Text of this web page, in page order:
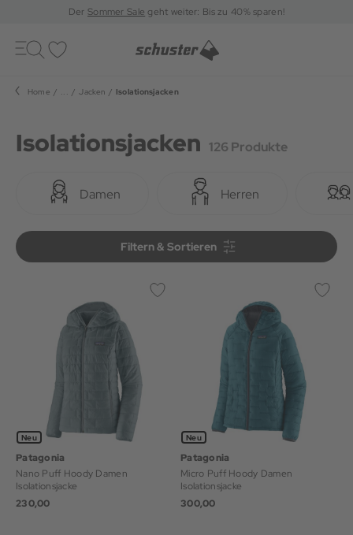
DerSommer Sale geht weiter: Bis zu 40% sparen!
Toggle
navigation
Home ... Jacken Isolationsjacken
Isolationsjacken 126 Produkte
Damen Herren
Filtern & Sortieren
Filtern & Sortieren
Neu
Patagonia
Nano Puff Hoody Damen
Isolationsjacke
230,00
Neu
Patagonia
Micro Puff Hoody Damen
Isolationsjacke
300,00